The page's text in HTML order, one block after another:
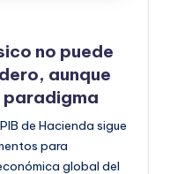
no puede
aunque
paradigma
de Hacienda sigue
para
global del